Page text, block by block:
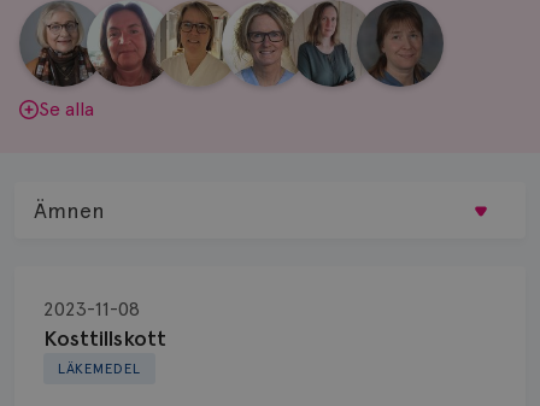
Aina
Johnsson
|
Anne
Andersson
Fredrika
Killander
|
Jeanette
Bäcklund
|
Maria
Edegran
|
Yvette
Andersson
Se alla
LÄKEMEDEL
Kosttillskott
2023-11-08
Ämnen
Biopsi
Biverkningar